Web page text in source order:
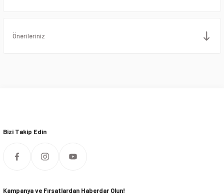
Önerileriniz
Bizi Takip Edin
Kampanya ve Fırsatlardan Haberdar Olun!